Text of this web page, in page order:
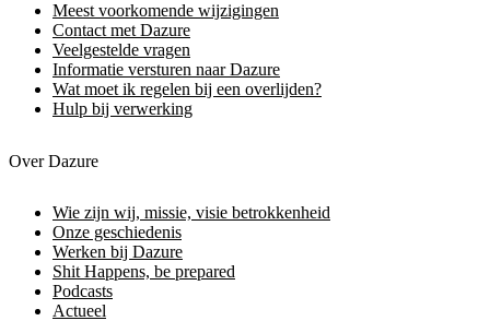
Meest voorkomende wijzigingen
Contact met Dazure
Veelgestelde vragen
Informatie versturen naar Dazure
Wat moet ik regelen bij een overlijden?
Hulp bij verwerking
Over Dazure
Wie zijn wij, missie, visie betrokkenheid
Onze geschiedenis
Werken bij Dazure
Shit Happens, be prepared
Podcasts
Actueel